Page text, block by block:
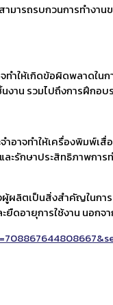
มารถรบกวนการทำง
จทำให้เกิดข้อผิดพลาด
น รวมไปถึงการฝึกอบ
ำอาจทำให้เครื่องพิม
ะรักษาประสิทธิภาพกา
ผลิตเป็นสิ่งสำคัญในก
ดอายุการใช้งาน นอก